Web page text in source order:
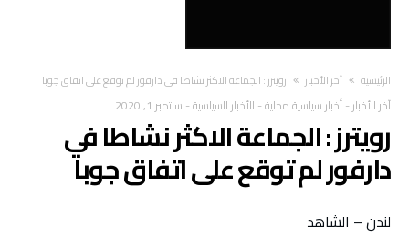
‫الرئيسية‬ آخر الأخبار رويترز : الجماعة الاكثر نشاطا في دارفور لم توقع على اتفاق جوبا
آخر الأخبار-أخبار سياسية محلية- الأخبار السياسية- سبتمبر 1, 2020
رويترز : الجماعة الاكثر نشاطا في
دارفور لم توقع على اتفاق جوبا
لندن – الشاهد